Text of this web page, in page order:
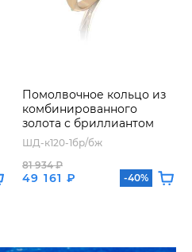
Помолвочное кольцо из
комбинированного
золота с бриллиантом
ШД-к120-1бр/бж
49 161 ₽
81 934 ₽
-40%